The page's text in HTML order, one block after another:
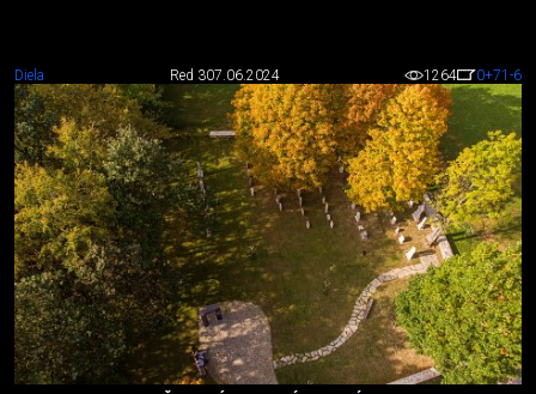
Diela Red 307.06.2024 1264 0+71 -6